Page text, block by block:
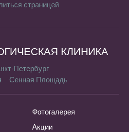
страницей
КЛИНИКА
Петербург
Сенная Площадь
Фотогалерея
Акции